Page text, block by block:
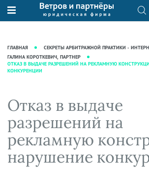
О нас
Рекомендации
Награды и рейтинги
фирмы
Вакансии
Юридические услуги
Интеллектуальная собственность
Корпоративная практика
Сопровождение бизнеса
Ведение уголовных дел
Защита активов
Ведение дел о банкротстве
База знаний
Журнал "Секреты арбитражной
практики"
Статьи
Аудиоподкасты
Справочная
Вопросы-ответы
Вебинары и семинары
ГЛАВНАЯ
СЕКРЕТЫ АРБИТРАЖНОЙ ПРАКТИКИ -
ГАЛИНА КОРОТКЕВИЧ, ПАРТНЕР
ОТКАЗ В ВЫДАЧЕ РАЗРЕШЕНИЙ НА РЕКЛАМНУЮ
КОНКУРЕНЦИИ
Отказ в выдаче
разрешений на
рекламную
нарушение